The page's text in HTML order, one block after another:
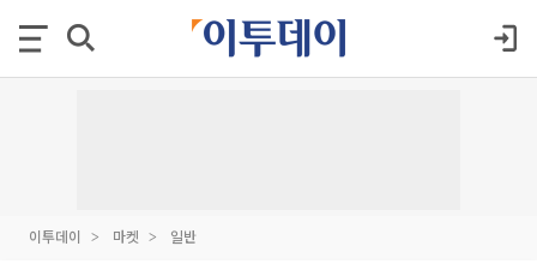
이투데이 마켓 일반